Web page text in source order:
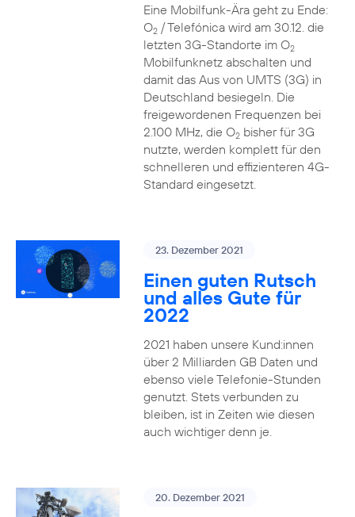
Eine Mobilfunk-Ära geht zu Ende:
O2/ Telefónica wird am 30.12. die
letzten 3G-Standorte im O2
Mobilfunknetz abschalten und
damit das Aus von UMTS (3G) in
Deutschland besiegeln. Die
freigewordenen Frequenzen bei
2.100 MHz, die O2bisher für 3G
nutzte, werden komplett für den
schnelleren und effizienteren 4G-
Standard eingesetzt.
23. Dezember 2021
Einen guten Rutsch
und alles Gute für
2022
2021 haben unsere Kund:innen
über 2 Milliarden GB Daten und
ebenso viele Telefonie-Stunden
genutzt. Stets verbunden zu
bleiben, ist in Zeiten wie diesen
auch wichtiger denn je.
20. Dezember 2021